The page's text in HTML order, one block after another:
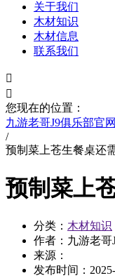
关于我们
木材知识
木材信息
联系我们


您现在的位置：
九游老哥J9俱乐部官网
/
预制菜上苍生餐桌还
预制菜上
分类： 木材知识
作者：九游老哥
来源：
发布时间：